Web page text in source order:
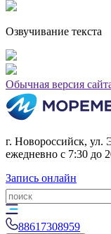
Озвучивание текста
Обычная версия
г. Новороссийск, ул.
ежедневно с 7:30 до
Запись онлайн
88617308959